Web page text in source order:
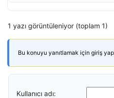
1 yazı görüntüleniyor (toplam 1)
Bu konuyu yanıtlamak için giriş
Kullanıcı adı: